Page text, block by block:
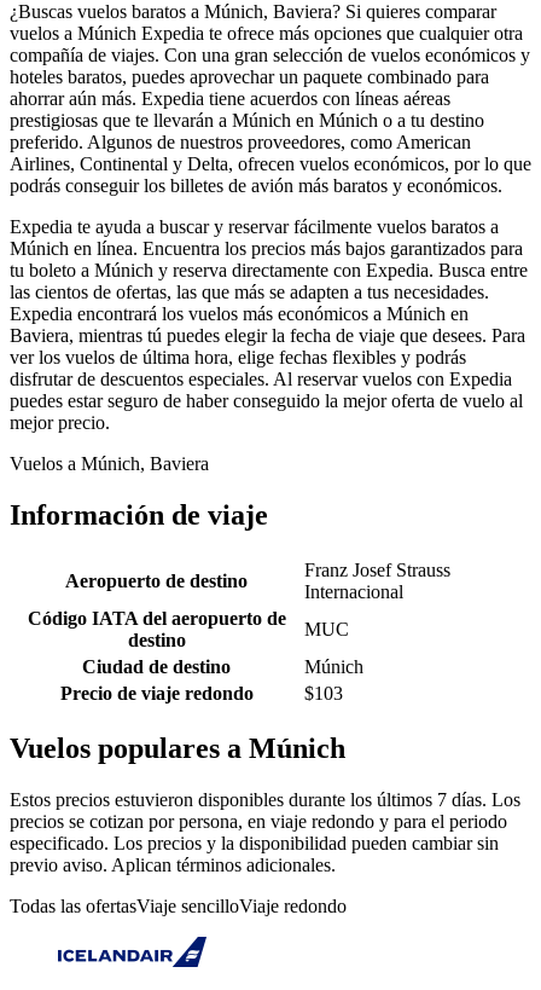
¿Buscas vuelos baratos a Múnich, Baviera? Si quieres comparar
vuelos a Múnich Expedia te ofrece más opciones que cualquier otra
compañía de viajes. Con una gran selección de vuelos económicos y
hoteles baratos, puedes aprovechar un paquete combinado para
ahorrar aún más. Expedia tiene acuerdos con líneas aéreas
prestigiosas que te llevarán a Múnich en Múnich o a tu destino
preferido. Algunos de nuestros proveedores, como American
Airlines, Continental y Delta, ofrecen vuelos económicos, por lo que
podrás conseguir los billetes de avión más baratos y económicos.
Expedia te ayuda a buscar y reservar fácilmente vuelos baratos a
Múnich en línea. Encuentra los precios más bajos garantizados para
tu boleto a Múnich y reserva directamente con Expedia. Busca entre
las cientos de ofertas, las que más se adapten a tus necesidades.
Expedia encontrará los vuelos más económicos a Múnich en
Baviera, mientras tú puedes elegir la fecha de viaje que desees. Para
ver los vuelos de última hora, elige fechas flexibles y podrás
disfrutar de descuentos especiales. Al reservar vuelos con Expedia
puedes estar seguro de haber conseguido la mejor oferta de vuelo al
mejor precio.
Vuelos a Múnich, Baviera
Información de viaje
Aeropuerto de destino
Franz Josef Strauss
Internacional
Código IATA del aeropuerto de
destino
MUC
Ciudad de destino
Múnich
Precio de viaje redondo
$103
Vuelos populares a Múnich
Estos precios estuvieron disponibles durante los últimos 7 días. Los
precios se cotizan por persona, en viaje redondo y para el periodo
especificado. Los precios y la disponibilidad pueden cambiar sin
previo aviso. Aplican términos adicionales.
Todas las ofertasViaje sencilloViaje redondo